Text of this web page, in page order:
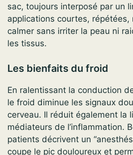
sac, toujours interposé par un
applications courtes, répétées,
calmer sans irriter la peau ni
les tissus.
Les bienfaits du froid
En ralentissant la conduction
le froid diminue les signaux
cerveau. Il réduit également la
médiateurs de l’inflammation.
patients décrivent un
coupe le pic douloureux et